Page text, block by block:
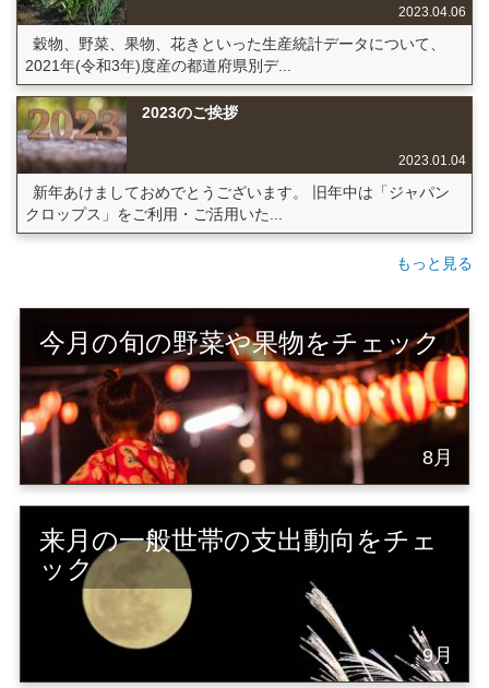
2023.04.06
穀物、野菜、果物、花きといった生産統計データについて、
2021年(令和3年)度産の都道府県別デ...
2023のご挨拶
2023.01.04
新年あけましておめでとうございます。 旧年中は「ジャパン
クロップス」をご利用・ご活用いた...
もっと見る
今月の旬の野菜や果物をチェック
8月
来月の一般世帯の支出動向をチェ
ック
9月